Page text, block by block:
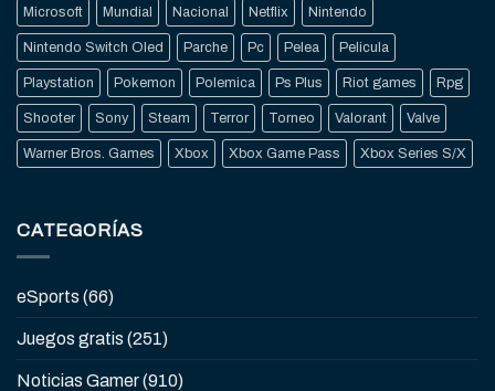
Microsoft Mundial Nacional Netflix Nintendo
Nintendo Switch Oled Parche Pc Pelea Pelicula
Playstation Pokemon Polemica Ps Plus Riot games Rpg
Shooter Sony Steam Terror Torneo Valorant Valve
Warner Bros. Games Xbox Xbox Game Pass Xbox Series S/X
CATEGORÍAS
eSports (66)
Juegos gratis (251)
Noticias Gamer(910)